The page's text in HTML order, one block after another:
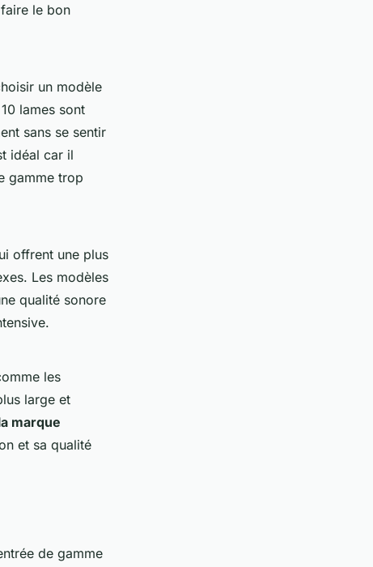
le bon
un modèle
lames sont
sans se sentir
idéal car il
gamme trop
offrent une plus
Les modèles
qualité sonore
les
large et
marque
et sa qualité
de gamme